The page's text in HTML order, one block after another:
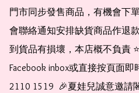
門市同步發售商品，有機會下
會聯絡通知安排缺貨商品作退
到貨品有損壞，本店概不負責
Facebook inbox或直接按頁面
2110 1519  🎉夏娃兒誠意邀請